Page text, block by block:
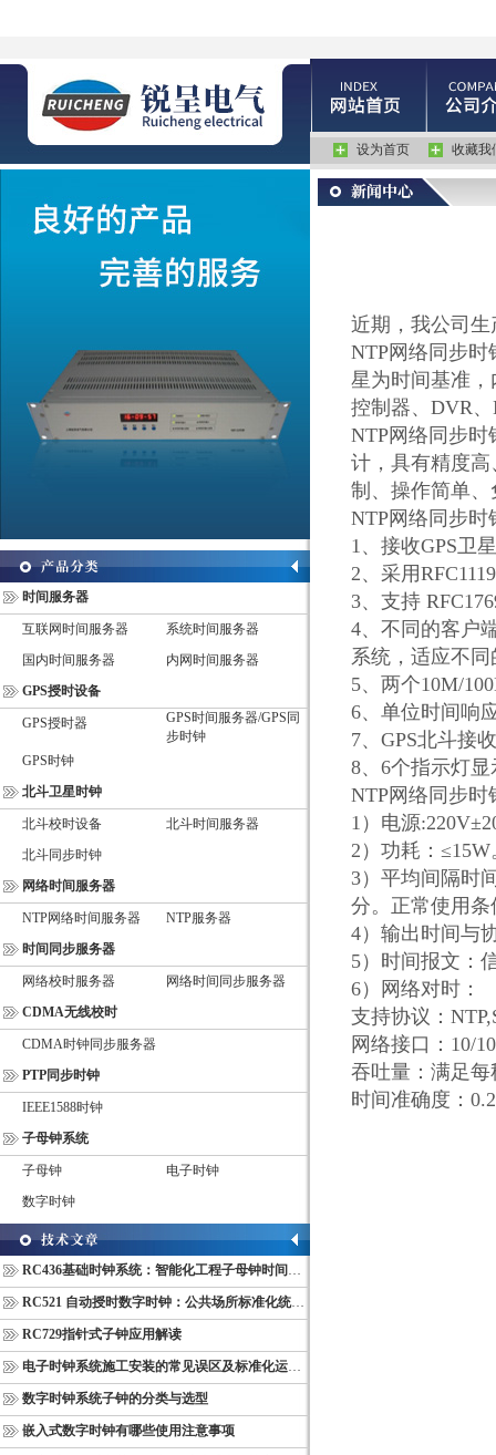
设为首页 收藏我
时间服务器
互联网时间服务器
系统时间服务器
国内时间服务器
内网时间服务器
GPS授时设备
GPS授时器
GPS时间服务器/GPS同
步时钟
GPS时钟
北斗卫星时钟
北斗校时设备
北斗时间服务器
北斗同步时钟
网络时间服务器
NTP网络时间服务器
NTP服务器
时间同步服务器
网络校时服务器
网络时间同步服务器
CDMA无线校时
CDMA时钟同步服务器
PTP同步时钟
IEEE1588时钟
子母钟系统
子母钟
电子时钟
数字时钟
RC436基础时钟系统：智能化工程子母钟时间同步配套设备
RC521 自动授时数字时钟：公共场所标准化统一计时终端
RC729指针式子钟应用解读
电子时钟系统施工安装的常见误区及标准化运维管理规范
数字时钟系统子钟的分类与选型
嵌入式数字时钟有哪些使用注意事项
近期，我公司生
NTP网络同步时
星为时间基准，
控制器、 DVR、
NTP网络同步时
计，具有精度
制、操作简单
NTP网络同步时
1、接收GPS卫
2、采用
3、支持
4、不同的客户
系统，适应不
5、两个10M/
6、单位时间响
7、 GPS北斗接
8、 6个指示灯显
NTP网络同步时
1 ）电源:220V±
2 ）功耗：≤15W
3）平均间隔时
分。正常使用
4）输出时间与
5）时间报文：
6）网络对时：
支持协议：
网络接口： 10/
吞吐量：满足每
时间准确度：